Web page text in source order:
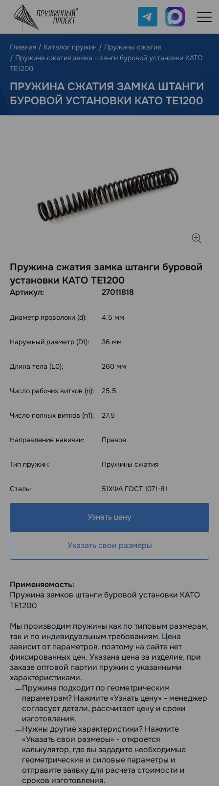
Telegram Max
Главная / Каталог пружин / Пружины сжатия
/ Пружина сжатия замка штанги буровой установки КАТО
ТЕ1200
ПРУЖИНА СЖАТИЯ ЗАМКА ШТАНГИ
БУРОВОЙ УСТАНОВКИ КАТО ТЕ1200
Пружина сжатия замка штанги буровой
установки КАТО ТЕ1200
Артикул: 27011818
Диаметр проволоки (d): 4.5 мм
Наружный диаметр (D1): 36 мм
Длина тела (L0): 260 мм
Число рабочих витков (n): 25.5
Число полных витков (n1): 27.5
Направление навивки: Правое
Тип пружин: Пружины сжатия
Сталь: 51ХФА ГОСТ 1071-81
Узнать цену
Указать свои размеры
Применяемость:
Пружина замков штанги буровой установки КАТО
ТЕ1200
Мы производим пружины как по типовым размерам,
так и по индивидуальным требованиям. Цена
зависит от параметров, поэтому на сайте нет
фиксированных цен. Указана цена за изделие, при
заказе оптовой партии пружин с указанными
характеристиками.
Пружина подходит по геометрическим
параметрам? Нажмите «Узнать цену» - менеджер
согласует детали, рассчитает цену и сроки
изготовления.
Нужны другие характеристики? Нажмите
«Указать свои размеры» - откроется
калькулятор, где вы зададите необходимые
геометрические и силовые параметры и
отправите заявку для расчета стоимости и
сроков изготовления.